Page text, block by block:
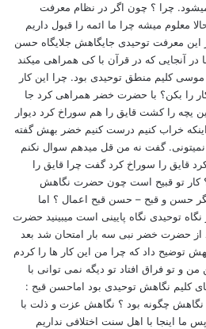
چرا ؟ چون اگر در نظام معرفت
معلوم میشه چرا ما ائمه را قبول داریم
این معرفت توحیدی جایگاهش جلایگاه حسن
آنجایی که در قرآن با کی همراهی میکند
کلیم منطق توحیدی بود. چرا این کار
را بکن؟ با حضرت خضر همراهی کرد جا
این یچه را کشت قایق را هم سوراخ کرد دیوار
خراب کنیم درست کنیم خضر بهش گفته
گفت نه من قل میدهم سوال نکنم
قایق را سوراخ کرد گفت چرا قایق را
کار تو قبیح است چون حضرت نگاهش
حسن و قبح – حسن قبح اعمال ؟ اما
توحیدی نگاه پایینی است میبینید حضرت
از حضرت خضر نبی سه بار امتحان شد بعد
توضیح داد که چرا من این کار ها را کردم
و تو فراق افتاد تو دیگه نمی توانی با
کلیم نگاهش توحیدی بود اماحسن قبح :
نگاهش چگونه بود ؟ نگاهش عزت و ذلت با
ما اینجا با اهل سنت اختلافی نداریم